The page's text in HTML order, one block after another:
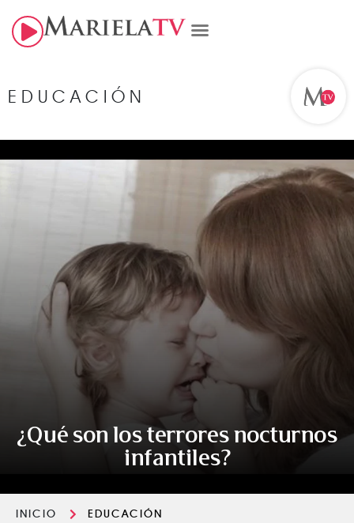
EDUCACIÓN
¿Qué son los terrores nocturnos
infantiles?
INICIO
EDUCACIÓN